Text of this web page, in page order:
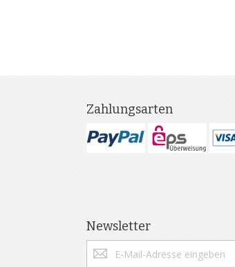
Zahlungsarten
Newsletter